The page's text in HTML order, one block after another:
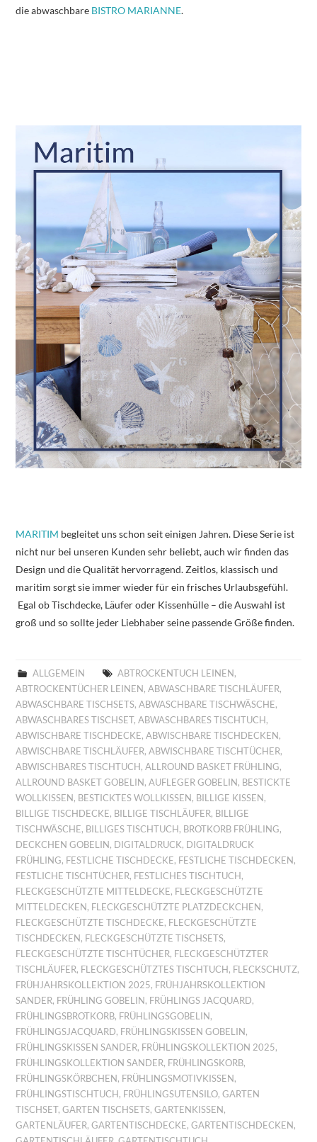
die abwaschbare BISTRO MARIANNE.
MARITIM begleitet uns schon seit einigen Jahren. Diese Serie ist
nicht nur bei unseren Kunden sehr beliebt, auch wir finden das
Design und die Qualität hervorragend. Zeitlos, klassisch und
maritim sorgt sie immer wieder für ein frisches Urlaubsgefühl.
Egal ob Tischdecke, Läufer oder Kissenhülle – die Auswahl ist
groß und so sollte jeder Liebhaber seine passende Größe finden.
ALLGEMEIN ABTROCKENTUCH LEINEN ,
ABTROCKENTÜCHER LEINEN ,ABWASCHBARE TISCHLÄUFER,
ABWASCHBARE TISCHSETS,ABWASCHBARE TISCHWÄSCHE,
ABWASCHBARES TISCHSET,ABWASCHBARES TISCHTUCH ,
ABWISCHBARE TISCHDECKE,ABWISCHBARE TISCHDECKEN ,
ABWISCHBARE TISCHLÄUFER,ABWISCHBARE TISCHTÜCHER,
ABWISCHBARES TISCHTUCH ,ALLROUND BASKET FRÜHLING,
ALLROUND BASKET GOBELIN ,AUFLEGER GOBELIN , BESTICKTE
WOLLKISSEN , BESTICKTES WOLLKISSEN , BILLIGE KISSEN ,
BILLIGE TISCHDECKE, BILLIGE TISCHLÄUFER, BILLIGE
TISCHWÄSCHE, BILLIGES TISCHTUCH , BROTKORB FRÜHLING,
DECKCHEN GOBELIN , DIGITALDRUCK, DIGITALDRUCK
FRÜHLING, FESTLICHE TISCHDECKE, FESTLICHE TISCHDECKEN ,
FESTLICHE TISCHTÜCHER, FESTLICHES TISCHTUCH ,
FLECKGESCHÜTZTE MITTELDECKE, FLECKGESCHÜTZTE
MITTELDECKEN , FLECKGESCHÜTZTE PLATZDECKCHEN ,
FLECKGESCHÜTZTE TISCHDECKE, FLECKGESCHÜTZTE
TISCHDECKEN , FLECKGESCHÜTZTE TISCHSETS,
FLECKGESCHÜTZTE TISCHTÜCHER, FLECKGESCHÜTZTER
TISCHLÄUFER, FLECKGESCHÜTZTES TISCHTUCH , FLECKSCHUTZ,
FRÜHJAHRSKOLLEKTION 2025, FRÜHJAHRSKOLLEKTION
SANDER, FRÜHLING GOBELIN , FRÜHLINGS JACQUARD,
FRÜHLINGSBROTKORB, FRÜHLINGSGOBELIN ,
FRÜHLINGSJACQUARD, FRÜHLINGSKISSEN GOBELIN ,
FRÜHLINGSKISSEN SANDER, FRÜHLINGSKOLLEKTION 2025,
FRÜHLINGSKOLLEKTION SANDER, FRÜHLINGSKORB,
FRÜHLINGSKÖRBCHEN , FRÜHLINGSMOTIVKISSEN ,
FRÜHLINGSTISCHTUCH , FRÜHLINGSUTENSILO,GARTEN
TISCHSET,GARTEN TISCHSETS,GARTENKISSEN ,
GARTENLÄUFER,GARTENTISCHDECKE,GARTENTISCHDECKEN ,